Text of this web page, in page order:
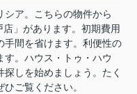
ア。こちらの物件から
」があります。初期費用
手間を省けます。利便性の
。ハウス・トゥ・ハウ
しを始めましょう。たく
ご覧ください。